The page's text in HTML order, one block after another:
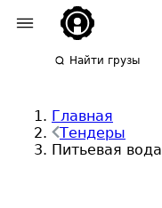
Найти грузы
Главная
Тендеры
Питьевая вода